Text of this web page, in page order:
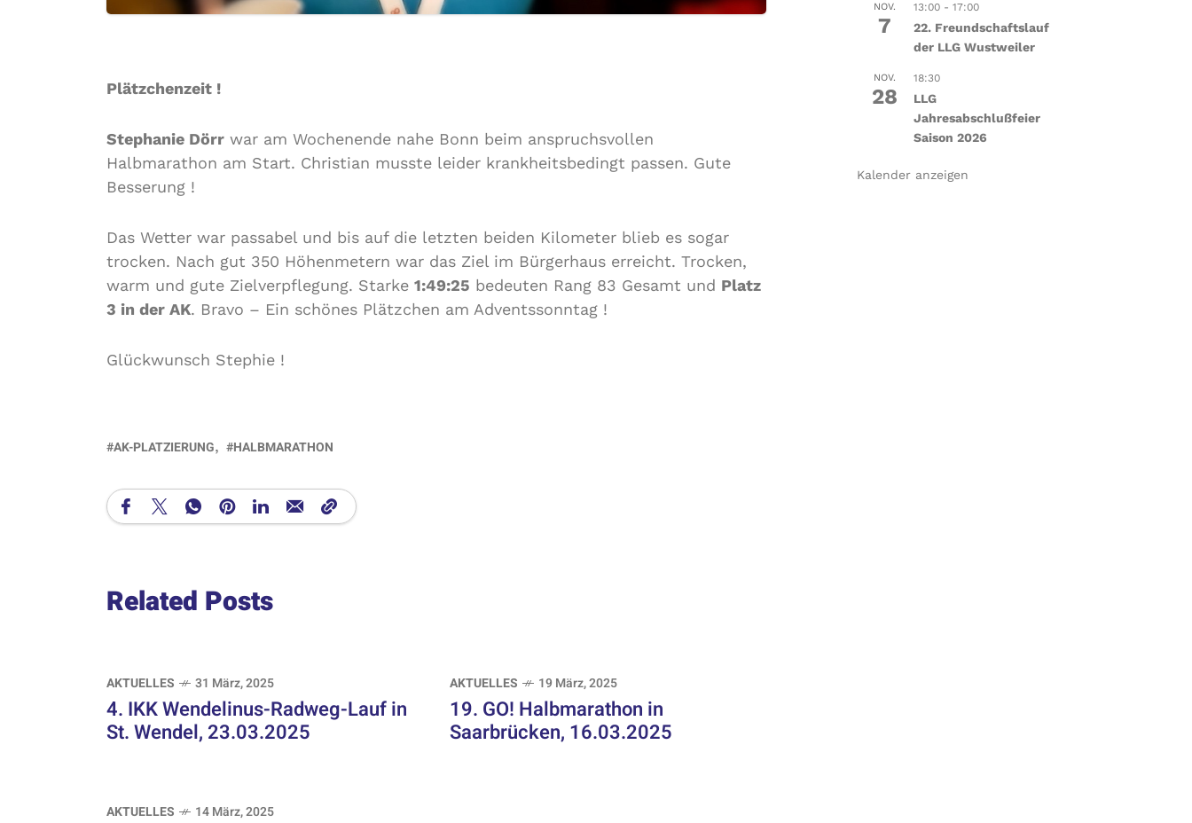
Plätzchenzeit !
Stephanie Dörr war am Wochenende nahe Bonn beim anspruchsvollen
Halbmarathon am Start. Christian musste leider krankheitsbedingt passen. Gute
Besserung !
Das Wetter war passabel und bis auf die letzten beiden Kilometer blieb es sogar
trocken. Nach gut 350 Höhenmetern war das Ziel im Bürgerhaus erreicht. Trocken,
warm und gute Zielverpflegung. Starke 1:49:25 bedeuten Rang 83 Gesamt und Platz
3 in der AK. Bravo – Ein schönes Plätzchen am Adventssonntag !
Glückwunsch Stephie !
AK-PLATZIERUNG HALBMARATHON
Related Posts
AKTUELLES 31 März, 2025
4. IKK Wendelinus-Radweg-Lauf in
St. Wendel, 23.03.2025
AKTUELLES 19 März, 2025
19. GO! Halbmarathon in
Saarbrücken, 16.03.2025
AKTUELLES 14 März, 2025
NOV.
7
13:00- 17:00
22. Freundschaftslauf
der LLG Wustweiler
NOV.
28
18:30
LLG
Jahresabschlußfeier
Saison 2026
Kalender anzeigen